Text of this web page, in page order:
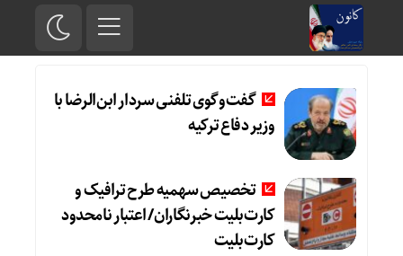
گفت‌وگوی تلفنی سردار ابن‌الرضا با
وزیر دفاع ترکیه
تخصیص سهمیه طرح ترافیک و
کارت‌بلیت خبرنگاران/ اعتبار نامحدود
کارت‌بلیت